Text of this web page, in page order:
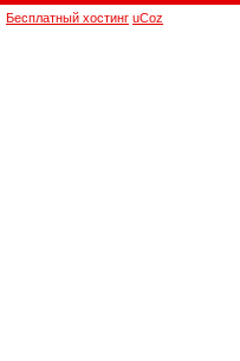
Бесплатный хостинг uCoz